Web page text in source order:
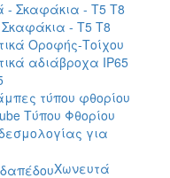
- Τ5 T8
Οροφής-Τοίχου
αδιάβροχα IP65
τύπου φθορίου
Τύπου Φθορίου
για
Χωνευτά